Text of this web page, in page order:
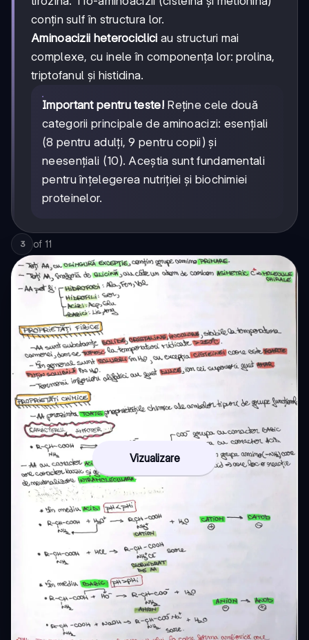
conțin sulf în structura lor.
Aminoacizii heterociclici au structuri mai
complexe, cu inele în componența lor: prolina,
triptofanul și histidina.
Important pentru teste!Reține cele două
categorii principale de aminoacizi: esențiali
(8 pentru adulți, 9 pentru copii) și
neesențiali (10). Aceștia sunt fundamentali
pentru înțelegerea nutriției și biochimiei
proteinelor.
3 of 11
Vizualizare